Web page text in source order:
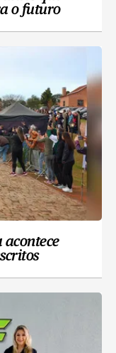
o futuro